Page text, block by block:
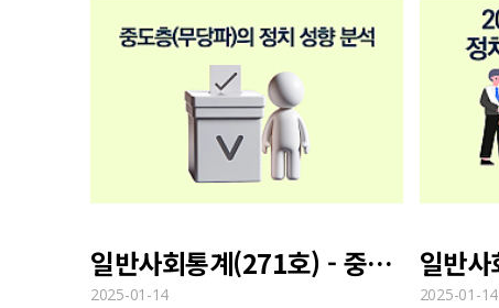
일반사회통계(271호) - 중도층(무당파)의 정치 성향 분석
2025-01-14 2025-01-14